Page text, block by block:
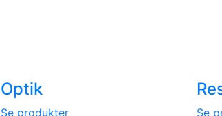
Optik
Se produkter Se